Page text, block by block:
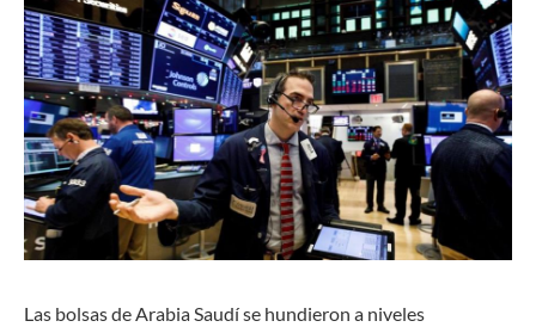
Las bolsas de Arabia Saudí se hundieron a niveles